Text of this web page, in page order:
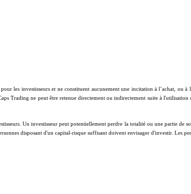
les investisseurs et ne constituent aucunement une incitation à l’achat, ou
Trading ne peut être retenue directement ou indirectement suite à
Un investisseur peut potentiellement perdre la totalité ou une partie
disposant d'un capital-risque suffisant doivent envisager d'investir. Les